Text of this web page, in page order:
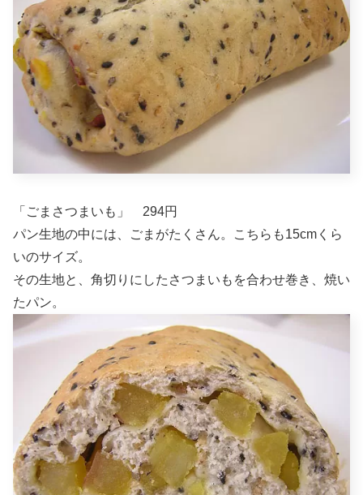
「ごまさつまいも」 294円
パン生地の中には、ごまがたくさん。こちらも15cmくら
いのサイズ。
その生地と、角切りにしたさつまいもを合わせ巻き、焼い
たパン。